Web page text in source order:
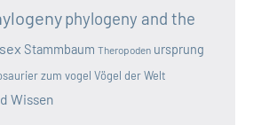
phylogeny and the
sex Stammbaum Theropoden ursprung
zum vogel Vögel der Welt
Wissen